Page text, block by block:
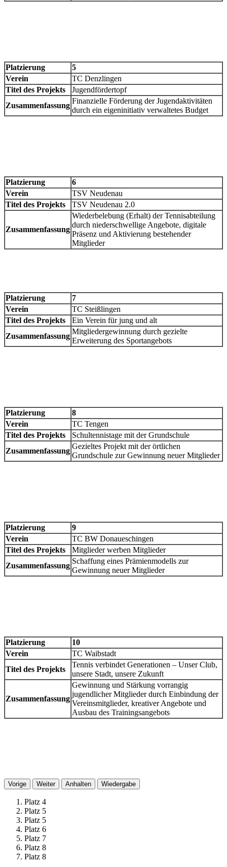
Platzierung
5
Verein
TC Denzlingen
Titel des Projekts
Jugendfördertopf
Zusammenfassung
Finanzielle Förderung der Jugendaktivitäten
durch ein eigeninitiativ verwaltetes Budget
Platzierung
6
Verein
TSV Neudenau
Titel des Projekts
TSV Neudenau 2.0
Zusammenfassung
Wiederbelebung (Erhalt) der Tennisabteilung
durch niederschwellige Angebote, digitale
Präsenz und Aktivierung bestehender
Mitglieder
Platzierung
7
Verein
TC Steißlingen
Titel des Projekts
Ein Verein für jung und alt
Zusammenfassung
Mitgliedergewinnung durch gezielte
Erweiterung des Sportangebots
Platzierung
8
Verein
TC Tengen
Titel des Projekts
Schultennistage mit der Grundschule
Zusammenfassung
Gezieltes Projekt mit der örtlichen
Grundschule zur Gewinnung neuer Mitglieder
Platzierung
9
Verein
TC BW Donaueschingen
Titel des Projekts
Mitglieder werben Mitglieder
Zusammenfassung
Schaffung eines Prämienmodells zur
Gewinnung neuer Mitglieder
Platzierung
10
Verein
TC Waibstadt
Titel des Projekts
Tennis verbindet Generationen – Unser Club,
unsere Stadt, unsere Zukunft
Zusammenfassung
Gewinnung und Stärkung vorrangig
jugendlicher Mitglieder durch Einbindung der
Vereinsmitglieder, kreativer Angebote und
Ausbau des Trainingsangebots
Vorige Weiter Anhalten Wiedergabe
Platz 4
Platz 5
Platz 5
Platz 6
Platz 7
Platz 8
Platz 8